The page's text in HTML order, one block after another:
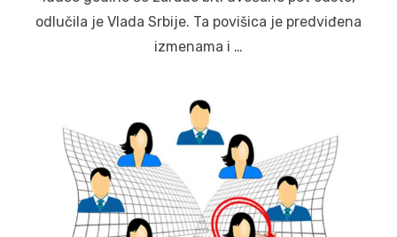
odlučila je Vlada Srbije. Ta povišica je predviđena
izmenama i …